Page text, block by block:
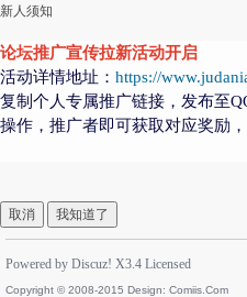
新人须知
论坛推广宣传拉新活动开启
活动详情地址： https://
复制个人专属推广链接，发布至
操作，推广者即可获取对应奖励
取消 我知道了
Powered by Discuz! X3.4 Licensed
Copyright © 2008-2015 Design: Comiis.Com